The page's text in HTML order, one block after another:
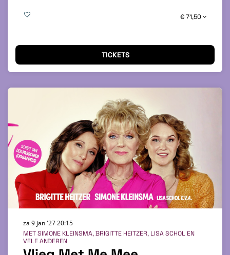
€ 71,50
TICKETS
MET SIMONE KLEINSMA, BRIGITTE HEITZER, LISA SCHOL EN
VELE ANDEREN
za 9 jan '2720:15